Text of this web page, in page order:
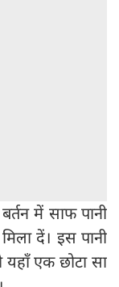
में साफ पानी
दें। इस पानी
यहाँ एक छोटा सा